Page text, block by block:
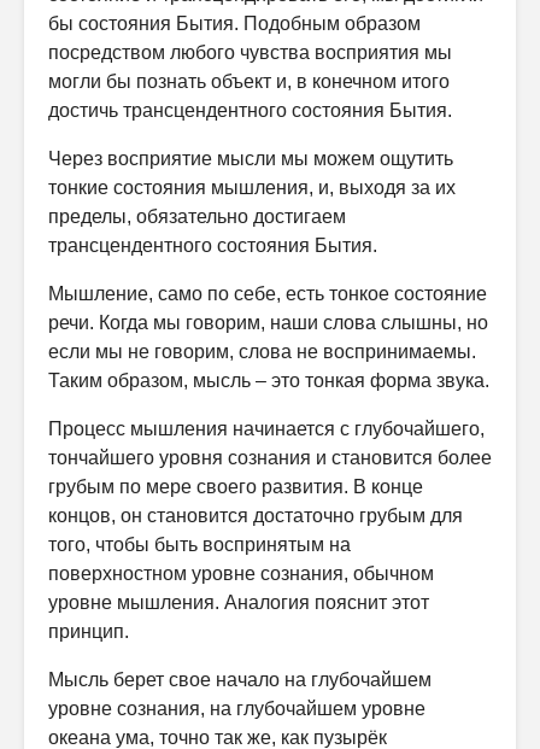
бы состояния Бытия. Подобным образом
посредством любого чувства восприятия мы
могли бы познать объект и, в конечном итого
достичь трансцендентного состояния Бытия.
Через восприятие мысли мы можем ощутить
тонкие состояния мышления, и, выходя за их
пределы, обязательно достигаем
трансцендентного состояния Бытия.
Мышление, само по себе, есть тонкое состояние
речи. Когда мы говорим, наши слова слышны, но
если мы не говорим, слова не воспринимаемы.
Таким образом, мысль – это тонкая форма звука.
Процесс мышления начинается с глубочайшего,
тончайшего уровня сознания и становится более
грубым по мере своего развития. В конце
концов, он становится достаточно грубым для
того, чтобы быть воспринятым на
поверхностном уровне сознания, обычном
уровне мышления. Аналогия пояснит этот
принцип.
Мысль берет свое начало на глубочайшем
уровне сознания, на глубочайшем уровне
океана ума, точно так же, как пузырёк